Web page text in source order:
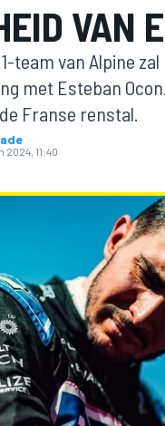
VAN
team van Alpine
met Esteban
Franse renstal.
2024, 11:40